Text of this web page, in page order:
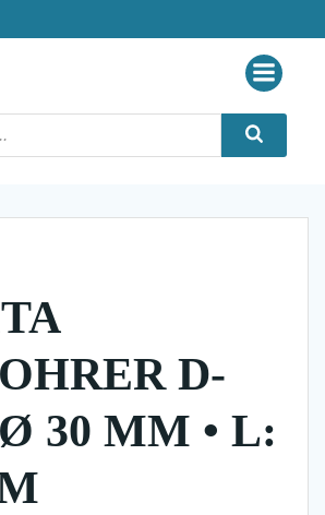
D-
30 MM • L: